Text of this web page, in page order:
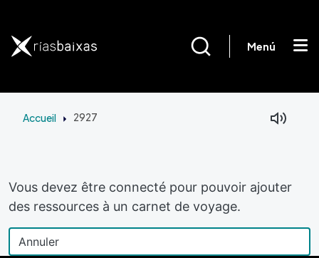
Menú
Accueil 2927
Vous devez être connecté pour pouvoir ajouter
des ressources à un carnet de voyage.